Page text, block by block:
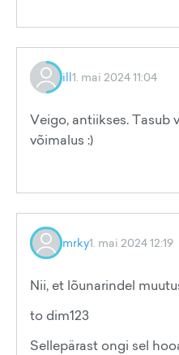
ill1. mai 2024 11:04
Veigo, antiikses. Tasub
võimalus :)
mrky1. mai 2024 12:19
Nii, et lõunarindel
to dim123
Sellepärast ongi sel